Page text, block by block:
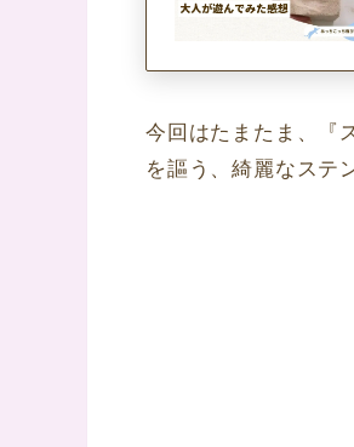
今回はたまたま、『
を謳う、綺麗なステ